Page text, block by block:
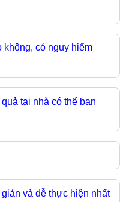
không, có nguy hiểm
tại nhà có thể bạn
và dễ thực hiện nhất